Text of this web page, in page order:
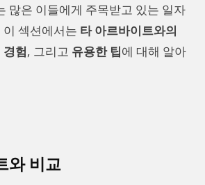
많은 이들에게 주목받고 있는 일자
섹션에서는 타 아르바이트와의
험, 그리고 유용한 팁에 대해 알아
와 비교